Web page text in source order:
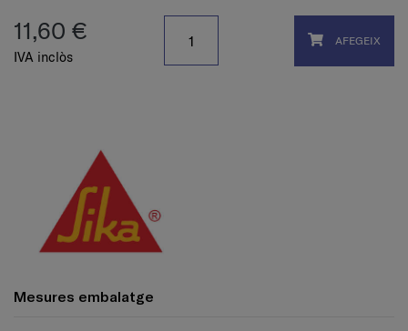
11,60 €
IVA inclòs
AFEGEIX
Mesures embalatge